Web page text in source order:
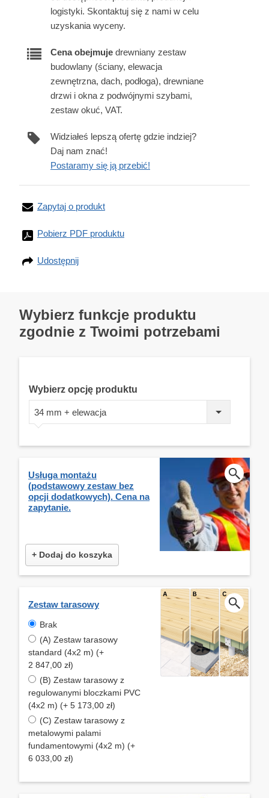
logistyki. Skontaktuj się z nami w celu
uzyskania wyceny.
Cena obejmuje drewniany zestaw
budowlany (ściany, elewacja
zewnętrzna, dach, podłoga), drewniane
drzwi i okna z podwójnymi szybami,
zestaw okuć, VAT.
Widziałeś lepszą ofertę gdzie indziej?
Daj nam znać!
Postaramy się ją przebić!
Zapytaj o produkt
Pobierz PDF produktu
Udostępnij
Wybierz funkcje produktu
zgodnie z Twoimi potrzebami
Wybierz opcję produktu
34 mm + elewacja
Usługa montażu
(podstawowy zestaw bez
opcji dodatkowych). Cena na
zapytanie.
+ Dodaj do koszyka
Zestaw tarasowy
Brak
(A) Zestaw tarasowy
standard (4x2 m) (+
2 847,00 zł)
(B) Zestaw tarasowy z
regulowanymi bloczkami PVC
(4x2 m) (+ 5 173,00 zł)
(C) Zestaw tarasowy z
metalowymi palami
fundamentowymi (4x2 m) (+
6 033,00 zł)